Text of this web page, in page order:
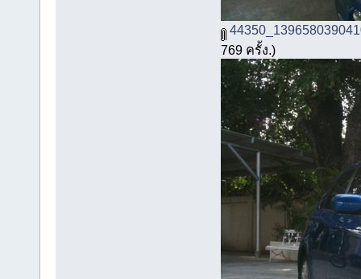
769 ครั้ง.)